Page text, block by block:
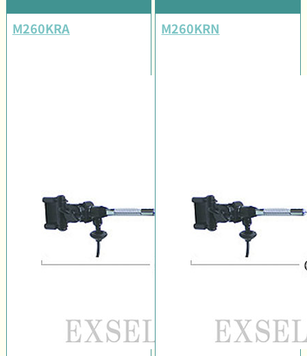
M260KRA M260KRN